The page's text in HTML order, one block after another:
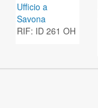
Ufficio a
Savona
RIF: ID 261 OH